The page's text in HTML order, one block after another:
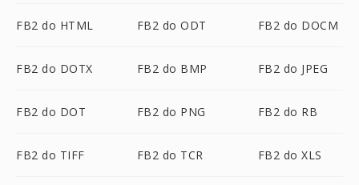
FB2 do HTML FB2 do ODT FB2 do DOCM
FB2 do DOTX FB2 do BMP FB2 do JPEG
FB2 do DOT FB2 do PNG FB2 do RB
FB2 do TIFF FB2 do TCR FB2 do XLS